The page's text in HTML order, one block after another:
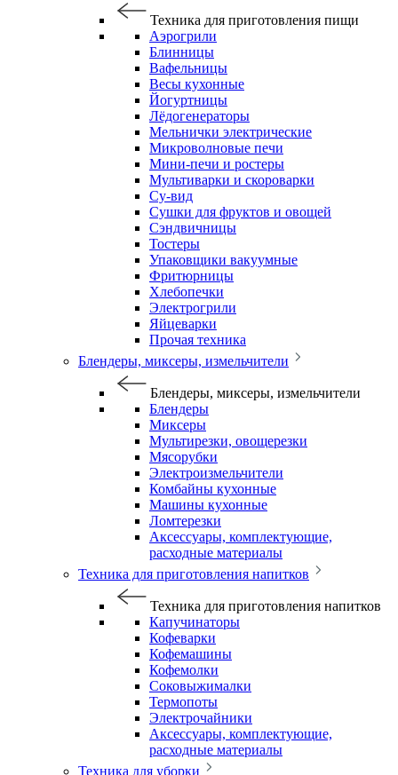
Техника для приготовления пищи
Аэрогрили
Блинницы
Вафельницы
Весы кухонные
Йогуртницы
Лёдогенераторы
Мельнички электрические
Микроволновые печи
Мини-печи и ростеры
Мультиварки и скороварки
Су-вид
Сушки для фруктов и овощей
Сэндвичницы
Тостеры
Упаковщики вакуумные
Фритюрницы
Хлебопечки
Электрогрили
Яйцеварки
Прочая техника
Блендеры, миксеры, измельчители
Блендеры, миксеры, измельчители
Блендеры
Миксеры
Мультирезки, овощерезки
Мясорубки
Электроизмельчители
Комбайны кухонные
Машины кухонные
Ломтерезки
Аксессуары, комплектующие,
расходные материалы
Техника для приготовления напитков
Техника для приготовления напитков
Капучинаторы
Кофеварки
Кофемашины
Кофемолки
Соковыжималки
Термопоты
Электрочайники
Аксессуары, комплектующие,
расходные материалы
Техника для уборки